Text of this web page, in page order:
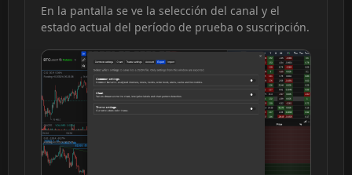
En la pantalla se ve la selección del canal y el
estado actual del período de prueba o suscripción.